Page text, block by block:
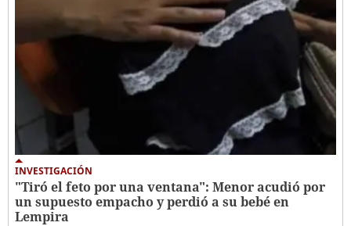
INVESTIGACIÓN
"Tiró el feto por una ventana": Menor acudió por
un supuesto empacho y perdió a su bebé en
Lempira